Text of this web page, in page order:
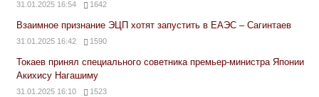
31.01.2025 16:54 1642
Взаимное признание ЭЦП хотят запустить в ЕАЭС – Сагинтаев
31.01.2025 16:42 1590
Токаев принял специального советника премьер-министра Японии
Акихису Нагашиму
31.01.2025 16:10 1523